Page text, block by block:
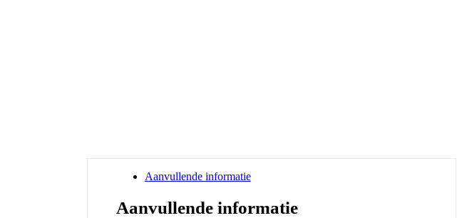
Aanvullende informatie
Aanvullende informatie